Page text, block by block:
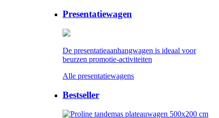
Presentatiewagen
De presentatieaanhangwagen is ideaal voor
beurzen promotie-activiteiten
Alle presentatiewagens
Bestseller